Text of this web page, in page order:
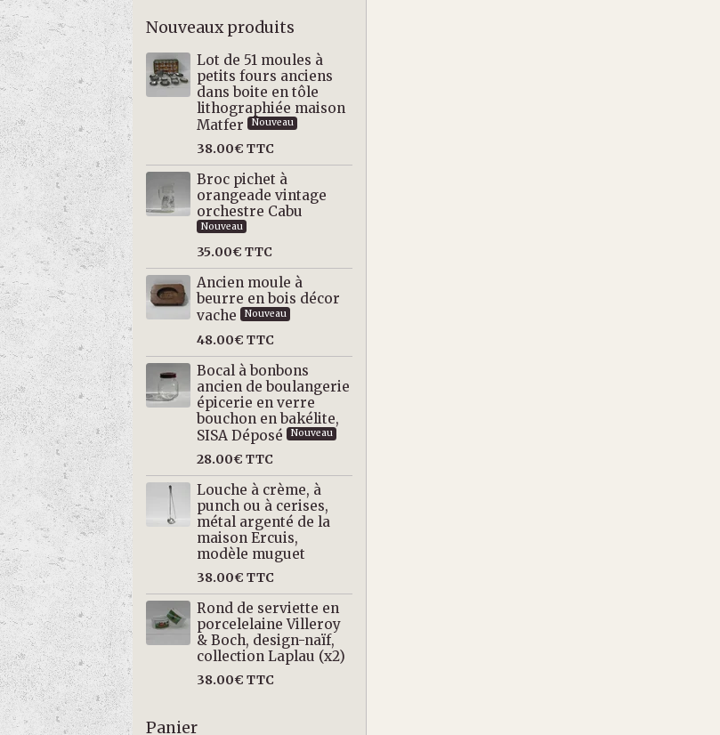
Nouveaux produits
Lot de 51 moules à
petits fours anciens
dans boite en tôle
lithographiée maison
Matfer Nouveau
38.00€TTC
Broc pichet à
orangeade vintage
orchestre Cabu
Nouveau
35.00€TTC
Ancien moule à
beurre en bois décor
vache Nouveau
48.00€TTC
Bocal à bonbons
ancien de boulangerie
épicerie en verre
bouchon en bakélite,
SISA Déposé Nouveau
28.00€TTC
Louche à crème, à
punch ou à cerises,
métal argenté de la
maison Ercuis,
modèle muguet
38.00€TTC
Rond de serviette en
porcelelaine Villeroy
& Boch, design-naïf,
collection Laplau (x2)
38.00€TTC
Panier